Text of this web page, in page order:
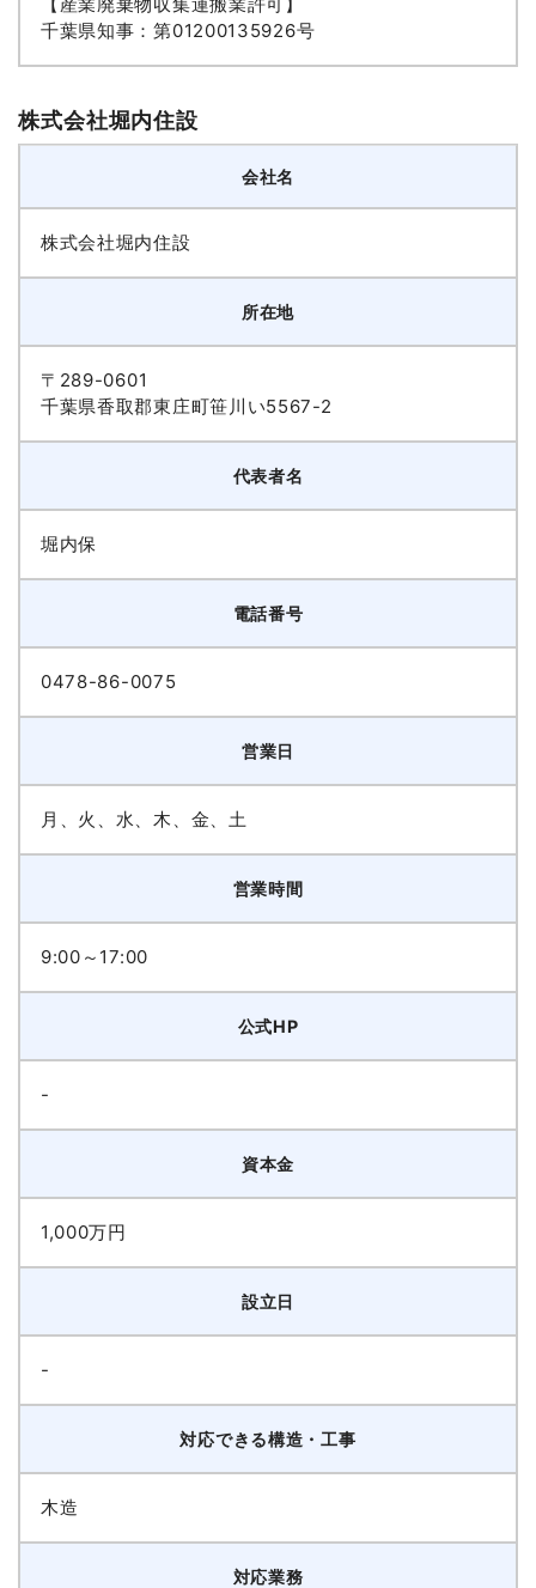
千葉県知事：第01200135926号
株式会社堀内住設
会社名
株式会社堀内住設
所在地
〒289-0601
千葉県香取郡東庄町笹川い5567-2
代表者名
堀内保
電話番号
0478-86-0075
営業日
月、火、水、木、金、土
営業時間
9:00～17:00
公式HP
-
資本金
1,000万円
設立日
-
対応できる構造・工事
木造
対応業務